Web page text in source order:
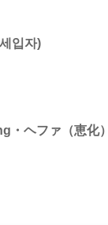
입자)
・ヘファ（恵化